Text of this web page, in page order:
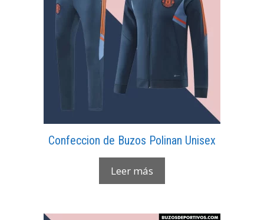
Confeccion de Buzos Polinan Unisex
Leer más